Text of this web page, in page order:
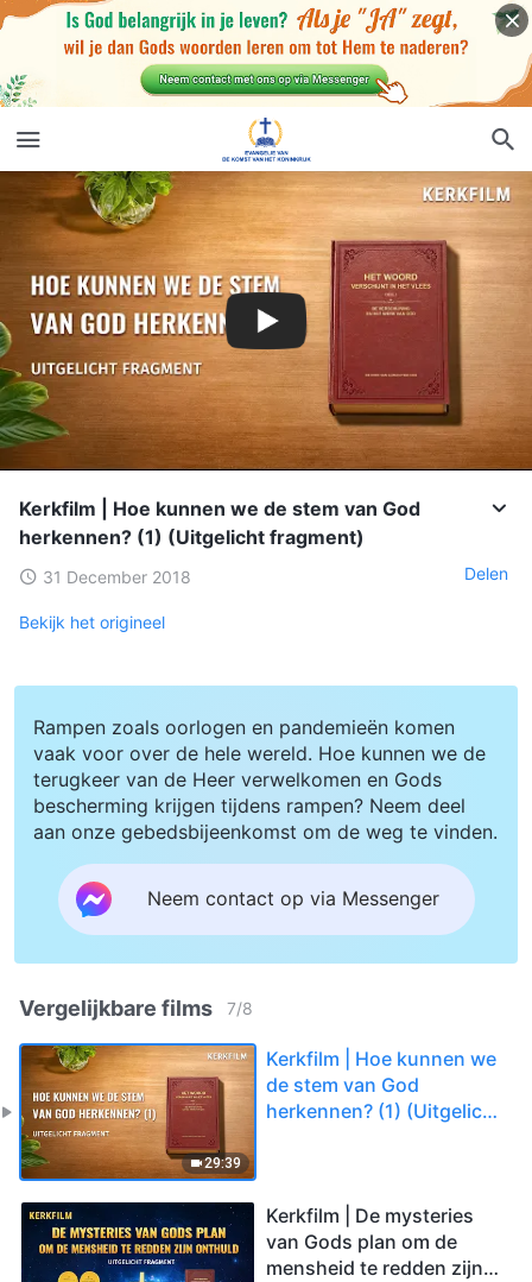
Kerkfilm | Hoe kunnen we de stem van God
herkennen? (1) (Uitgelicht fragment)
31 December 2018 Delen
Bekijk het origineel
Rampen zoals oorlogen en pandemieën komen
vaak voor over de hele wereld. Hoe kunnen we de
terugkeer van de Heer verwelkomen en Gods
bescherming krijgen tijdens rampen? Neem deel
aan onze gebedsbijeenkomst om de weg te vinden.
Neem contact op via Messenger
Vergelijkbare films 7/8
29:39
Kerkfilm | Hoe kunnen we
de stem van God
herkennen? (1) (Uitgelicht
Kerkfilm | De mysteries
van Gods plan om de
mensheid te redden zijn